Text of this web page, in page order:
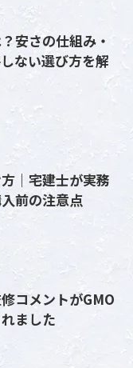
安さの仕組み・
ない選び方を解
｜宅建士が実務
前の注意点
コメントがGMO
ました